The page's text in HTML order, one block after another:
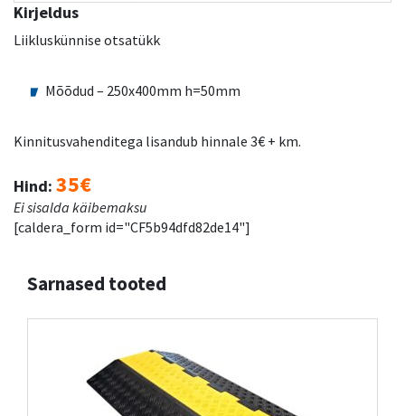
Kirjeldus
Liikluskünnise otsatükk
Mõõdud – 250x400mm h=50mm
Kinnitusvahenditega lisandub hinnale 3€ + km.
Hind: 35€
Ei sisalda käibemaksu
[caldera_form id="CF5b94dfd82de14"]
Sarnased tooted